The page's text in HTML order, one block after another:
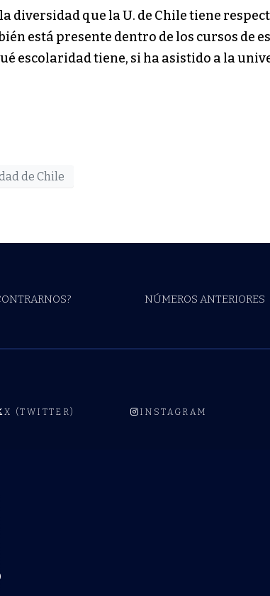
diversidad que la U. de Chile tiene
está presente dentro de los cursos
escolaridad tiene, si ha asistido a la
de Chile
NÚMEROS ANTERIORES
X (TWITTER) INSTAGRAM